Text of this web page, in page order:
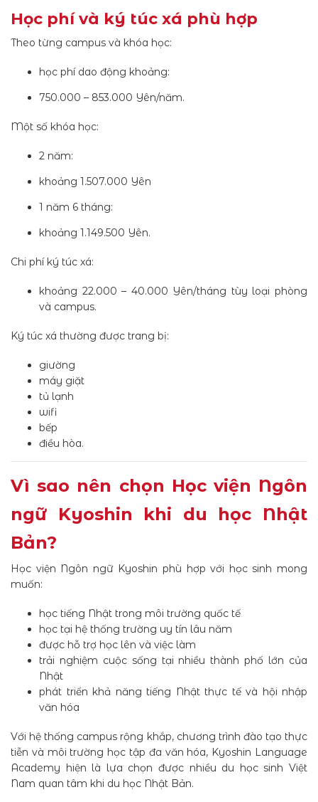
Học phí và ký túc xá phù hợp
Theo từng campus và khóa học:
học phí dao động khoảng:
750.000 – 853.000 Yên/năm.
Một số khóa học:
2 năm:
khoảng 1.507.000 Yên
1 năm 6 tháng:
khoảng 1.149.500 Yên.
Chi phí ký túc xá:
khoảng 22.000 – 40.000 Yên/tháng tùy loại phòng
và campus.
Ký túc xá thường được trang bị:
giường
máy giặt
tủ lạnh
wifi
bếp
điều hòa.
Vì sao nên chọn Học viện Ngôn
ngữ Kyoshin khi du học Nhật
Bản?
Học viện Ngôn ngữ Kyoshin phù hợp với học sinh mong
muốn:
học tiếng Nhật trong môi trường quốc tế
học tại hệ thống trường uy tín lâu năm
được hỗ trợ học lên và việc làm
trải nghiệm cuộc sống tại nhiều thành phố lớn của
Nhật
phát triển khả năng tiếng Nhật thực tế và hội nhập
văn hóa
Với hệ thống campus rộng khắp, chương trình đào tạo thực
tiễn và môi trường học tập đa văn hóa, Kyoshin Language
Academy hiện là lựa chọn được nhiều du học sinh Việt
Nam quan tâm khi du học Nhật Bản.